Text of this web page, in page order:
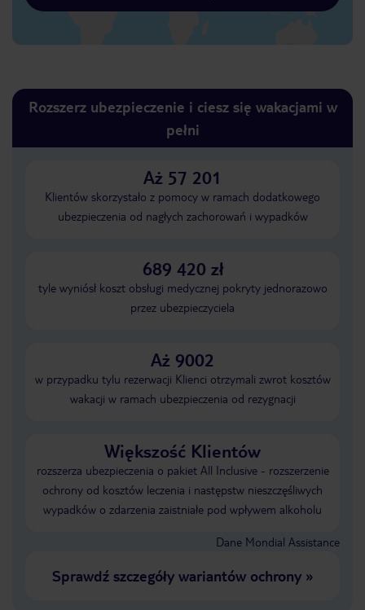
Rozszerz ubezpieczenie i ciesz się wakacjami w
pełni
Aż 57 201
Klientów skorzystało z pomocy w ramach dodatkowego
ubezpieczenia od nagłych zachorowań i wypadków
689 420 zł
tyle wyniósł koszt obsługi medycznej pokryty jednorazowo
przez ubezpieczyciela
Aż 9002
w przypadku tylu rezerwacji Klienci otrzymali zwrot kosztów
wakacji w ramach ubezpieczenia od rezygnacji
Większość Klientów
rozszerza ubezpieczenia o pakiet All Inclusive - rozszerzenie
ochrony od kosztów leczenia i następstw nieszczęśliwych
wypadków o zdarzenia zaistniałe pod wpływem alkoholu
Dane Mondial Assistance
Sprawdź szczegóły wariantów ochrony»